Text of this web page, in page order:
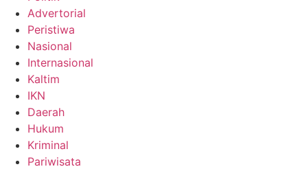
Advertorial
Peristiwa
Nasional
Internasional
Kaltim
IKN
Daerah
Hukum
Kriminal
Pariwisata